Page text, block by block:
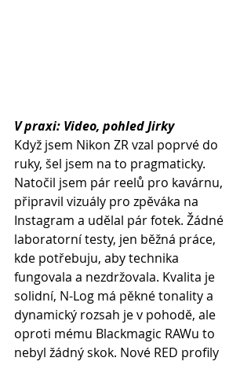
V praxi: Video, pohled Jirky
Když jsem Nikon ZR vzal poprvé do
ruky, šel jsem na to pragmaticky.
Natočil jsem pár reelů pro kavárnu,
připravil vizuály pro zpěváka na
Instagram a udělal pár fotek. Žádné
laboratorní testy, jen běžná práce,
kde potřebuju, aby technika
fungovala a nezdržovala. Kvalita je
solidní, N-Log má pěkné tonality a
dynamický rozsah je v pohodě, ale
oproti mému Blackmagic RAWu to
nebyl žádný skok. Nové RED profily